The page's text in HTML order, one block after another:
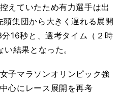
えていたため有力選手は出
集団から大きく遅れる展開
16秒と、選考タイム（２時
結果となった。
子マラソンオリンピック強
心にレース展開を再考